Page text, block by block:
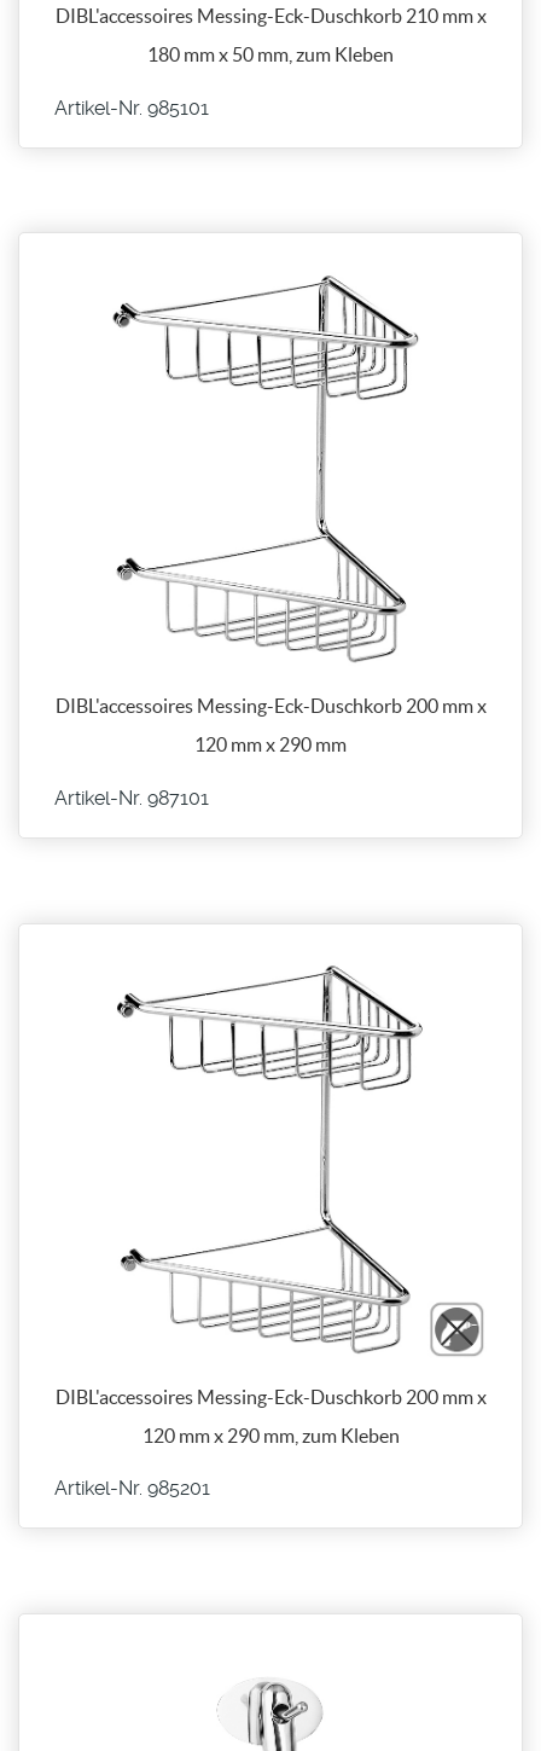
DIBL'accessoires Messing-Eck-Duschkorb 210 mm x
180 mm x 50 mm, zum Kleben
Artikel-Nr. 985101
DIBL'accessoires Messing-Eck-Duschkorb 200 mm x
120 mm x 290 mm
Artikel-Nr. 987101
DIBL'accessoires Messing-Eck-Duschkorb 200 mm x
120 mm x 290 mm, zum Kleben
Artikel-Nr. 985201